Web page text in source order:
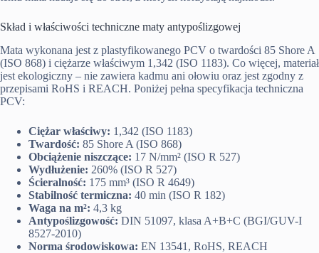
Skład i właściwości techniczne maty antypoślizgowej
Mata wykonana jest z plastyfikowanego PCV o twardości 85 Shore A
(ISO 868) i ciężarze właściwym 1,342 (ISO 1183). Co więcej, materiał
jest ekologiczny – nie zawiera kadmu ani ołowiu oraz jest zgodny z
przepisami RoHS i REACH. Poniżej pełna specyfikacja techniczna
PCV:
Ciężar właściwy: 1,342 (ISO 1183)
Twardość: 85 Shore A (ISO 868)
Obciążenie niszczące: 17 N/mm² (ISO R 527)
Wydłużenie: 260% (ISO R 527)
Ścieralność: 175 mm³ (ISO R 4649)
Stabilność termiczna: 40 min (ISO R 182)
Waga na m²: 4,3 kg
Antypoślizgowość: DIN 51097, klasa A+B+C (BGI/GUV-I
8527-2010)
Norma środowiskowa: EN 13541, RoHS, REACH